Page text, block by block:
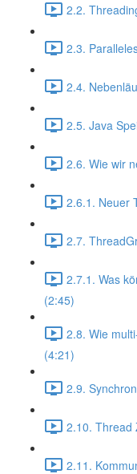
2.2.
2.3.
2.4.
2.5. Java
2.6. Wie wir
2.6.1. Neuer
2.7.
2.7.1. Was
(2:45)
2.8. Wie
(4:21)
2.9.
2.10. Thread
2.11.